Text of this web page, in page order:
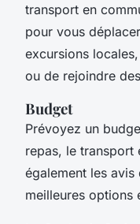
transport en
pour vous
excursions
ou de rejoindre
Budget
Prévoyez un
repas, le transport
également les
meilleures options